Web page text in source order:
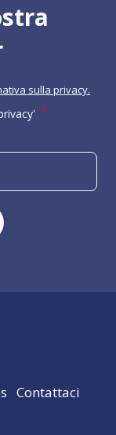
sulla privacy.
Contattaci